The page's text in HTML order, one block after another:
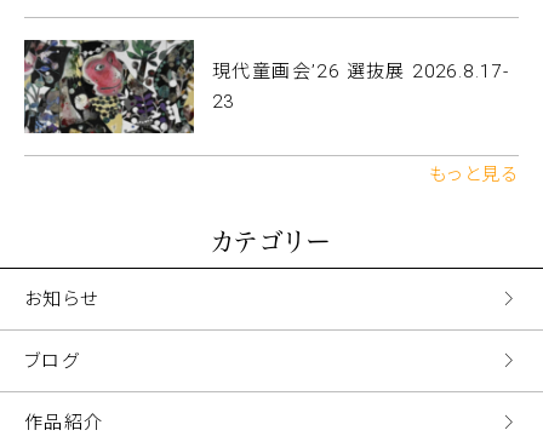
現代童画会’26 選抜展 2026.8.17-
23
もっと見る
カテゴリー
お知らせ
ブログ
作品紹介